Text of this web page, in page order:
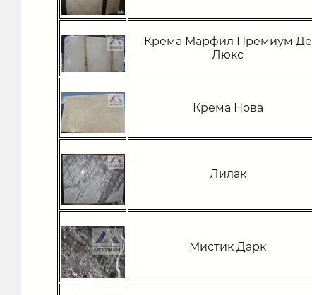
Крема Марфил Премиум Де
Люкс
Крема Нова
Лилак
Мистик Дарк